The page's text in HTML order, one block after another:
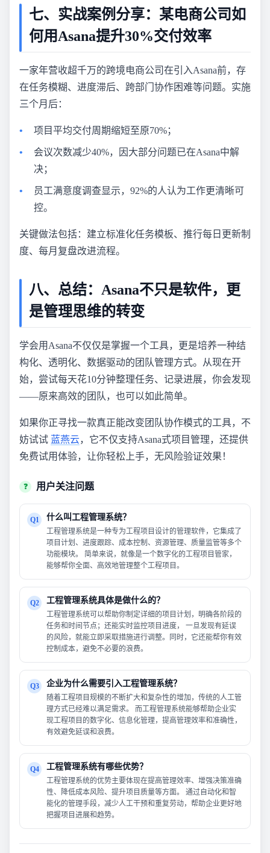
七、实战案例分享：某电商公司如
何用Asana提升30%交付效率
一家年营收超千万的跨境电商公司在引入Asana前，存
在任务模糊、进度滞后、跨部门协作困难等问题。实施
三个月后：
项目平均交付周期缩短至原70%；
会议次数减少40%，因大部分问题已在Asana中解
决；
员工满意度调查显示，92%的人认为工作更清晰可
控。
关键做法包括：建立标准化任务模板、推行每日更新制
度、每月复盘改进流程。
八、总结：Asana不只是软件，更
是管理思维的转变
学会用Asana不仅仅是掌握一个工具，更是培养一种结
构化、透明化、数据驱动的团队管理方式。从现在开
始，尝试每天花10分钟整理任务、记录进展，你会发现
——原来高效的团队，也可以如此简单。
如果你正寻找一款真正能改变团队协作模式的工具，不
妨试试 蓝燕云，它不仅支持Asana式项目管理，还提供
免费试用体验，让你轻松上手，无风险验证效果！
❓ 用户关注问题
Q1 什么叫工程管理系统？
工程管理系统是一种专为工程项目设计的管理软件，它集成了
项目计划、进度跟踪、成本控制、资源管理、质量监管等多个
功能模块。 简单来说，就像是一个数字化的工程项目管家，
能够帮你全面、高效地管理整个工程项目。
Q2 工程管理系统具体是做什么的？
工程管理系统可以帮助你制定详细的项目计划，明确各阶段的
任务和时间节点；还能实时监控项目进度， 一旦发现有延误
的风险，就能立即采取措施进行调整。同时，它还能帮你有效
控制成本，避免不必要的浪费。
Q3 企业为什么需要引入工程管理系统？
随着工程项目规模的不断扩大和复杂性的增加，传统的人工管
理方式已经难以满足需求。 而工程管理系统能够帮助企业实
现工程项目的数字化、信息化管理，提高管理效率和准确性，
有效避免延误和浪费。
Q4 工程管理系统有哪些优势？
工程管理系统的优势主要体现在提高管理效率、增强决策准确
性、降低成本风险、提升项目质量等方面。 通过自动化和智
能化的管理手段，减少人工干预和重复劳动，帮助企业更好地
把握项目进展和趋势。